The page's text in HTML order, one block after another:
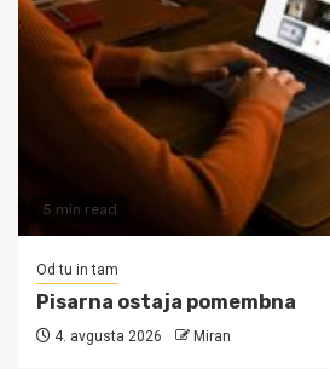
5 min read
Od tu in tam
Pisarna ostaja pomembna
4. avgusta 2026 Miran